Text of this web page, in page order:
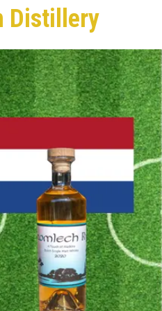
Distillery